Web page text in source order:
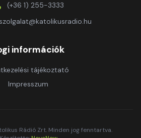
(+36 1) 255-3333
információk
tájékoztató
Impresszum
Rádió Zrt. Minden jog fenntartva.